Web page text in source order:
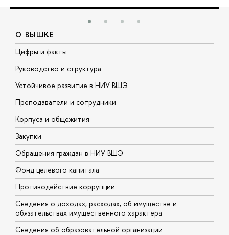
О ВЫШКЕ
Цифры и факты
Руководство и структура
Устойчивое развитие в НИУ ВШЭ
Преподаватели и сотрудники
Корпуса и общежития
Закупки
Обращения граждан в НИУ ВШЭ
Фонд целевого капитала
Противодействие коррупции
Сведения о доходах, расходах, об имуществе и
обязательствах имущественного характера
Сведения об образовательной организации